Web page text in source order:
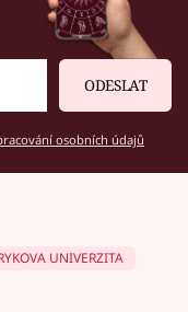
ODESLAT
osobních údajů
UNIVERZITA